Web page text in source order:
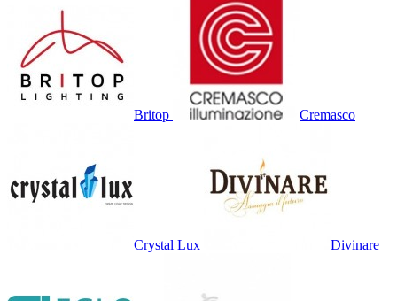
Britop Cremasco
Crystal Lux Divinare